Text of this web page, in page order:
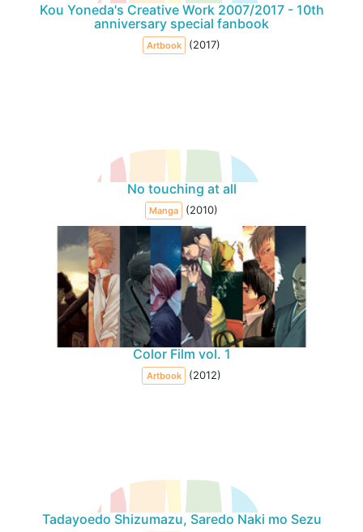
Kou Yoneda's Creative Work 2007/2017 - 10th
anniversary special fanbook
Artbook (2017)
No touching at all
Manga (2010)
Color Film vol. 1
Artbook (2012)
Tadayoedo Shizumazu, Saredo Naki mo Sezu